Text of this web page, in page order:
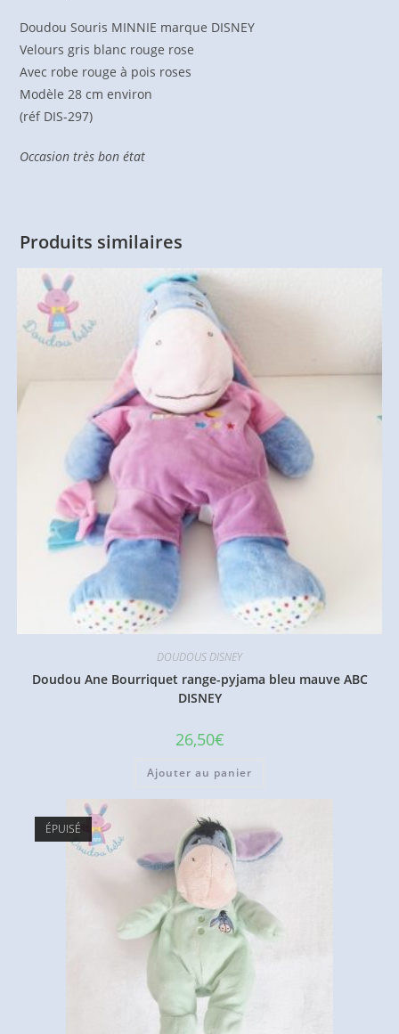
Doudou Souris MINNIE marque DISNEY
Velours gris blanc rouge rose
Avec robe rouge à pois roses
Modèle 28 cm environ
(réf DIS-297)
Occasion très bon état
Produits similaires
DOUDOUS DISNEY
Doudou Ane Bourriquet range-pyjama bleu mauve ABC
DISNEY
26,50€
Ajouter au panier
ÉPUISÉ